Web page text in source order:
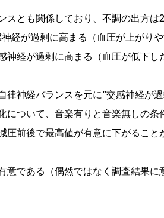
スとも関係しており、不調の出方は
経が過剰に高まる（血圧が上がり
神経が過剰に高まる（血圧が低下
律神経バランスを元に“交感神経が
について、音楽有りと音楽無しの
圧前後で最高値が有意に下がること
である（偶然ではなく調査結果に